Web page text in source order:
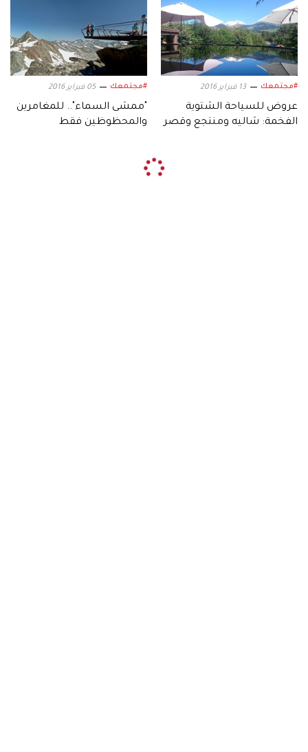
#مجتمعك 13 فبراير 2016
عروض للسياحة الشتوية
الفخمة: شاليه ومنتجع وقصر
#مجتمعك 05 فبراير 2016
"ممشى السماء".. للمغامرين
والمحظوظين فقط